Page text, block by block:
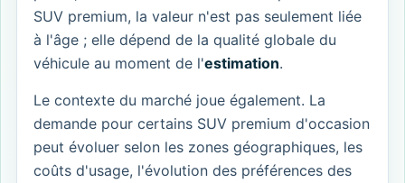
SUV premium, la valeur n'est pas seulement liée
à l'âge ; elle dépend de la qualité globale du
véhicule au moment de l'estimation.
Le contexte du marché joue également. La
demande pour certains SUV premium d'occasion
peut évoluer selon les zones géographiques, les
coûts d'usage, l'évolution des préférences des